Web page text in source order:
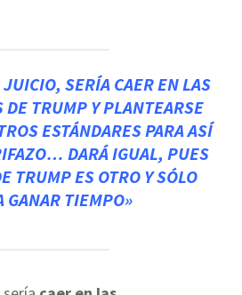
SERÍA CAER EN LAS
DE TRUMPY PLANTEARSE
ESTÁNDARES PARA ASÍ
DARÁ IGUAL, PUES
TRUMP ES OTRO YSÓLO
GANAR TIEMPO»